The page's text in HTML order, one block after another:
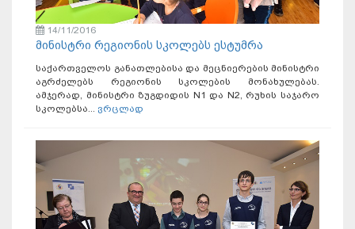
14/11/2016
მინისტრი რეგიონის სკოლებს ესტუმრა
საქართველოს განათლებისა და მეცნიერების მინისტრი
აგრძელებს რეგიონის სკოლების მონახულებას.
ამჯერად, მინისტრი ზუგდიდის N1 და N2, რუხის საჯარო
სკოლებსა... ვრცლად